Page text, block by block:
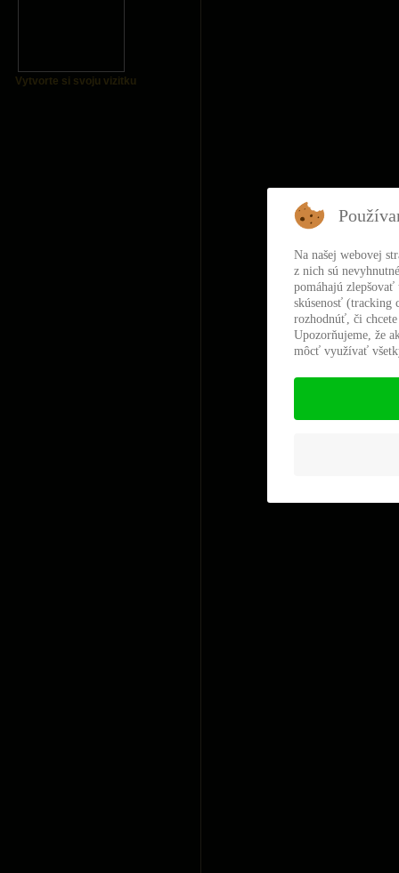
Vytvorte si svoju vizitku
Na našej webovej
z nich sú
pomáhajú
skúsenosť (tracking
rozhodnúť, či
Upozorňujeme, že
môcť využívať